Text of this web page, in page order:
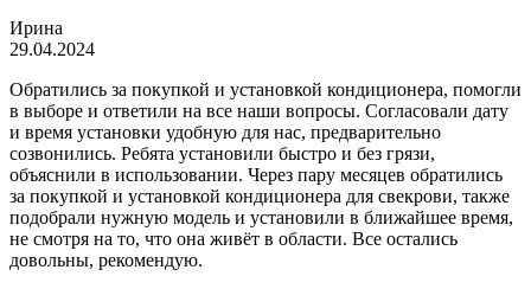
Ирина
29.04.2024
Обратились за покупкой и установкой кондиционера, помогли
в выборе и ответили на все наши вопросы. Согласовали дату
и время установки удобную для нас, предварительно
созвонились. Ребята установили быстро и без грязи,
объяснили в использовании. Через пару месяцев обратились
за покупкой и установкой кондиционера для свекрови, также
подобрали нужную модель и установили в ближайшее время,
не смотря на то, что она живёт в области. Все остались
довольны, рекомендую.